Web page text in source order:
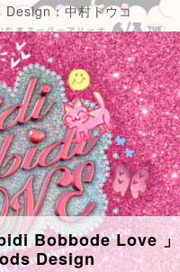
：中村トウコ
Bobbode Love 」
Design